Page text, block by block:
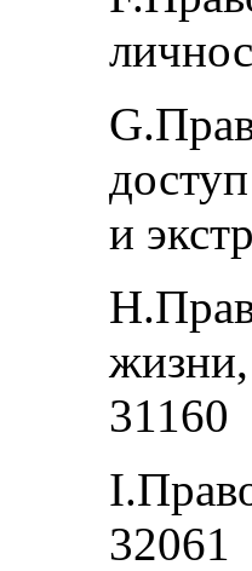
и
31160
32061